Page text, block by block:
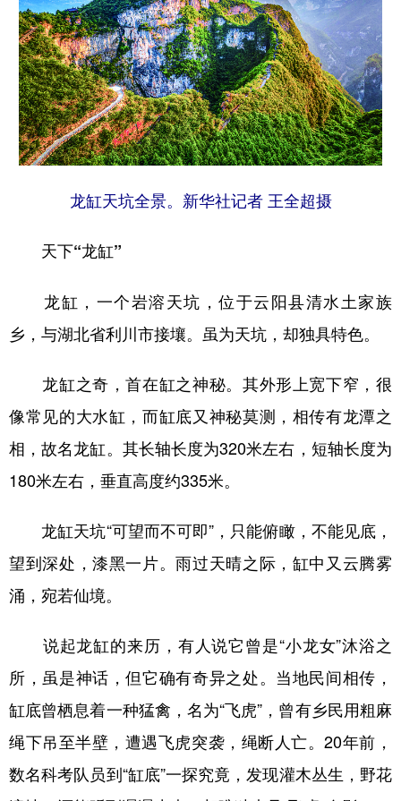
龙缸天坑全景。新华社记者 王全超摄
天下“龙缸”
龙缸，一个岩溶天坑，位于云阳县清水土家族
乡，与湖北省利川市接壤。虽为天坑，却独具特色。
龙缸之奇，首在缸之神秘。其外形上宽下窄，很
像常见的大水缸，而缸底又神秘莫测，相传有龙潭之
相，故名龙缸。其长轴长度为320米左右，短轴长度为
180米左右，垂直高度约335米。
龙缸天坑“可望而不可即”，只能俯瞰，不能见底，
望到深处，漆黑一片。雨过天晴之际，缸中又云腾雾
涌，宛若仙境。
说起龙缸的来历，有人说它曾是“小龙女”沐浴之
所，虽是神话，但它确有奇异之处。当地民间相传，
缸底曾栖息着一种猛禽，名为“飞虎”，曾有乡民用粗麻
绳下吊至半壁，遭遇飞虎突袭，绳断人亡。20年前，
数名科考队员到“缸底”一探究竟，发现灌木丛生，野花